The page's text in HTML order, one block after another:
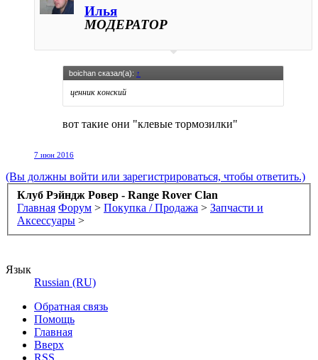
Илья
МОДЕРАТОР
boichan сказал(а): ↑
ценник конский
вот такие они "клевые тормозилки"
7 июн 2016
(Вы должны войти или зарегистрироваться, чтобы ответить.)
Клуб Рэйндж Ровер - Range Rover Clan
Главная Форум > Покупка / Продажа > Запчасти и
Аксессуары >
Язык
Russian (RU)
Обратная связь
Помощь
Главная
Вверх
RSS